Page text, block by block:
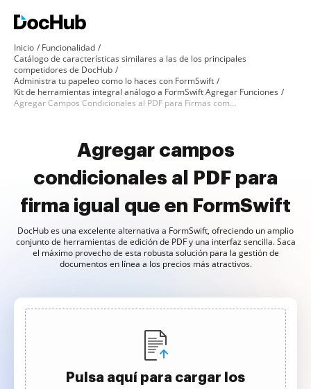
Inicio
Funcionalidad
Catálogo de características similares a las de los principales
competidores de DocHub
Administra tu papeleo como lo haces con FormSwift
Kit de herramientas integral análogo a FormSwift Agregar Funciones
Agregar Campos Condicionales al PDF para Firmas como en FormSwift
Agregar campos
condicionales al PDF para
firma igual que en FormSwift
DocHub es una excelente alternativa a FormSwift, ofreciendo un amplio
conjunto de herramientas de edición de PDF y una interfaz sencilla. Saca
el máximo provecho de esta robusta solución para la gestión de
documentos en línea a los precios más atractivos.
Pulsa aquí para cargar los